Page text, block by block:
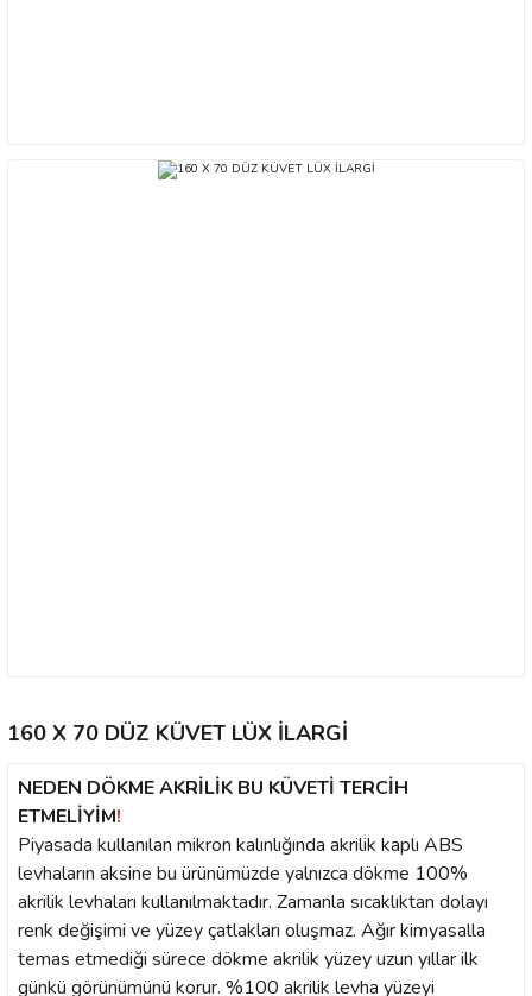
160 X 70 DÜZ KÜVET LÜX İLARGİ
NEDEN DÖKME AKRİLİK BU KÜVETİ TERCİH
ETMELİYİM!
Piyasada kullanılan mikron kalınlığında akrilik kaplı ABS
levhaların aksine bu ürünümüzde yalnızca dökme 100%
akrilik levhaları kullanılmaktadır. Zamanla sıcaklıktan dolayı
renk değişimi ve yüzey çatlakları oluşmaz. Ağır kimyasalla
temas etmediği sürece dökme akrilik yüzey uzun yıllar ilk
günkü görünümünü korur. %100 akrilik levha yüzeyi